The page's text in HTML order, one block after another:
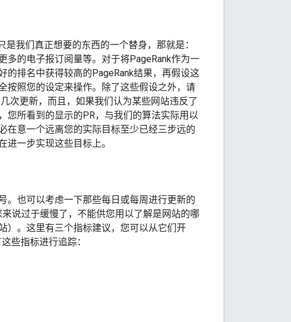
我们真正想要的东西的一个替身，那就是：
的电子报订阅量等。对于将PageRank作为一
排名中获得较高的PageRank结果，再假设这
按照您的设定来操作。除了这些假设之外，请
次更新，而且，如果我们认为某些网站违反了
您所看到的显示的PR，与我们的算法实际用以
在意一个远离您的实际目标至少已经三步远的
一步实现这些目标上。
。也可以考虑一下那些每日或每周进行更新的
说过于缓慢了，不能供您用以了解是网站的哪
）。这里有三个指标建议，您可以从它们开
些指标进行追踪：